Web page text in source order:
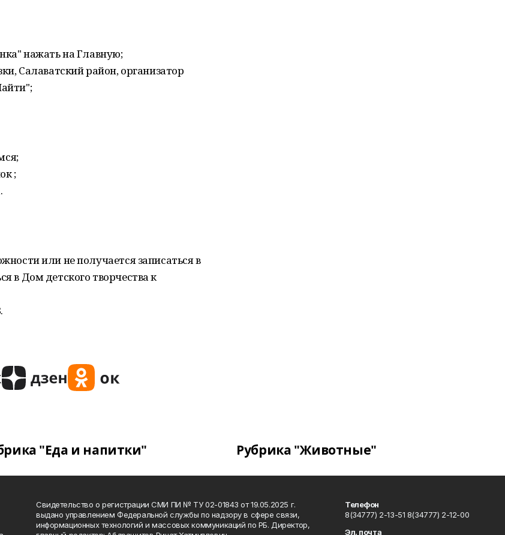
нажать на Главную;
Салаватский район, организатор
;
или не получается записаться в
в Дом детского творчества к
"Еда и напитки" Рубрика "Животные"
Свидетельство о регистрации СМИ ПИ № ТУ 02-01843 от 19.05.2025 г.
выдано управлением Федеральной службы по надзору в сфере связи,
информационных технологий и массовых коммуникаций по РБ. Директор,
Телефон
8(34777) 2-13-51 8(34777) 2-12-00
Эл. почта